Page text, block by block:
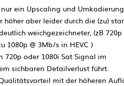
ein Upscaling und
höher aber leider durch die (zu)
weichgezeichneter, (zB 720p
1080p @ 3Mb/s in HEVC )
720p oder 1080i Sat Signal im
sichbaren Detailverlust führt.
mit der höheren